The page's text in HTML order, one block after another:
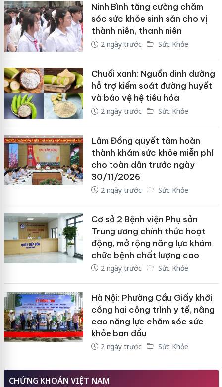
Ninh Bình tăng cường chăm
sóc sức khỏe sinh sản cho vị
thành niên, thanh niên
2 ngày trước Sức Khỏe
Chuối xanh: Nguồn dinh dưỡng
hỗ trợ kiểm soát đường huyết
và bảo vệ hệ tiêu hóa
2 ngày trước Sức Khỏe
Lâm Đồng quyết tâm hoàn
thành khám sức khỏe miễn phí
cho toàn dân trước ngày
30/11/2026
2 ngày trước Sức Khỏe
Cơ sở 2 Bệnh viện Phụ sản
Trung ương chính thức hoạt
động, mở rộng năng lực khám
chữa bệnh chất lượng cao
2 ngày trước Sức Khỏe
Hà Nội: Phường Cầu Giấy khởi
công hai công trình y tế, nâng
cao năng lực chăm sóc sức
khỏe ban đầu
2 ngày trước Sức Khỏe
CHỨNG KHOÁN VIỆT NAM